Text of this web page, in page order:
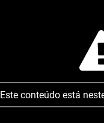
Este conteúdo está